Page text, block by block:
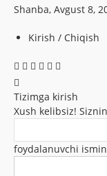
Shanba, Avgust 8,
Kirish / Chiqish
Tizimga kirish
Xush kelibsiz!
foydalanuvchi